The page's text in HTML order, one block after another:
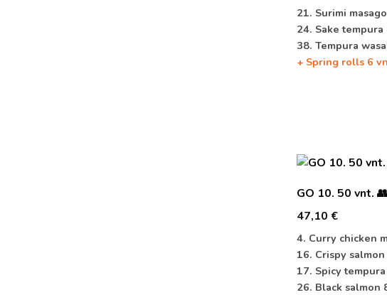
21. Surimi
24. Sake tempura
38. Tempura
+ Spring rolls 6
GO 10. 50 vnt.
47,10 €
4. Curry chicken
16. Crispy
17. Spicy
26. Black salmon